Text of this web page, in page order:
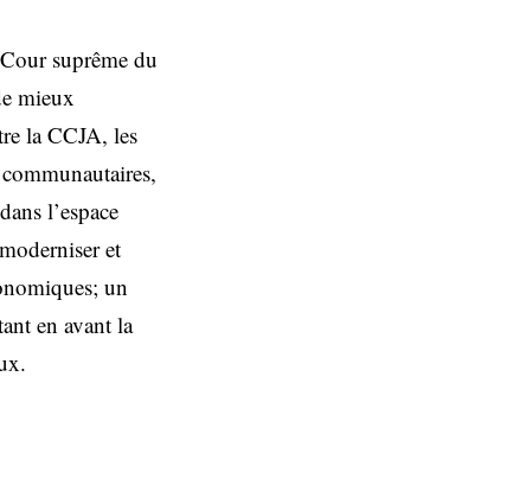
suprême du
mieux
la CCJA, les
l’espace
et
un
en avant la